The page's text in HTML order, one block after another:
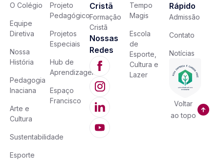
O Colégio
Equipe
Diretiva
Nossa
História
Pedagogia
Inaciana
Arte e
Cultura
Sustentabilidade
Esporte
Projeto
Pedagógico
Projetos
Especiais
Hub de
Aprendizagem
Espaço
Francisco
Cristã
Formação
Cristã
Nossas
Redes
Tempo
Magis
Escola
de
Esporte,
Cultura e
Lazer
Rápido
Admissão
Contato
Notícias
Voltar
ao topo